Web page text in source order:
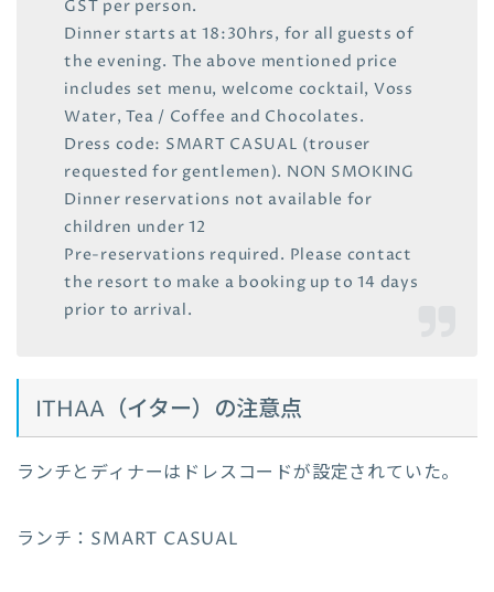
GST per person.
Dinner starts at 18:30hrs, for all guests of
the evening. The above mentioned price
includes set menu, welcome cocktail, Voss
Water, Tea / Coffee and Chocolates.
Dress code: SMART CASUAL (trouser
requested for gentlemen). NON SMOKING
Dinner reservations not available for
children under 12
Pre-reservations required. Please contact
the resort to make a booking up to 14 days
prior to arrival.
ITHAA（イター）の注意点
ランチとディナーはドレスコードが設定されていた。
ランチ：SMART CASUAL